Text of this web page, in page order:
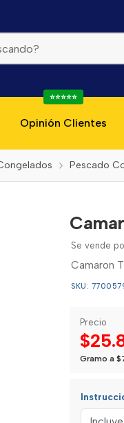
Opinión Clientes
⭐⭐⭐⭐⭐
Pescado
Se vende
Camaron
SKU:
Precio
Gramo a